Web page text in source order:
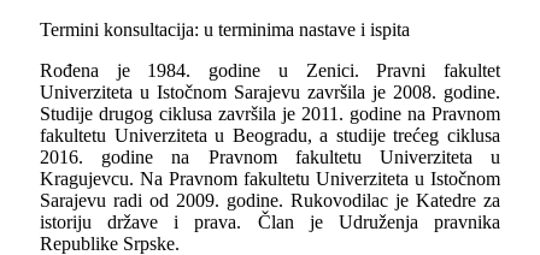
Termini konsultacija: u terminima nastave i ispita
Rođena je 1984. godine u Zenici. Pravni fakultet
Univerziteta u Istočnom Sarajevu završila je 2008. godine.
Studije drugog ciklusa završila je 2011. godine na Pravnom
fakultetu Univerziteta u Beogradu, a studije trećeg ciklusa
2016. godine na Pravnom fakultetu Univerziteta u
Kragujevcu. Na Pravnom fakultetu Univerziteta u Istočnom
Sarajevu radi od 2009. godine. Rukovodilac je Katedre za
istoriju države i prava. Član je Udruženja pravnika
Republike Srpske.